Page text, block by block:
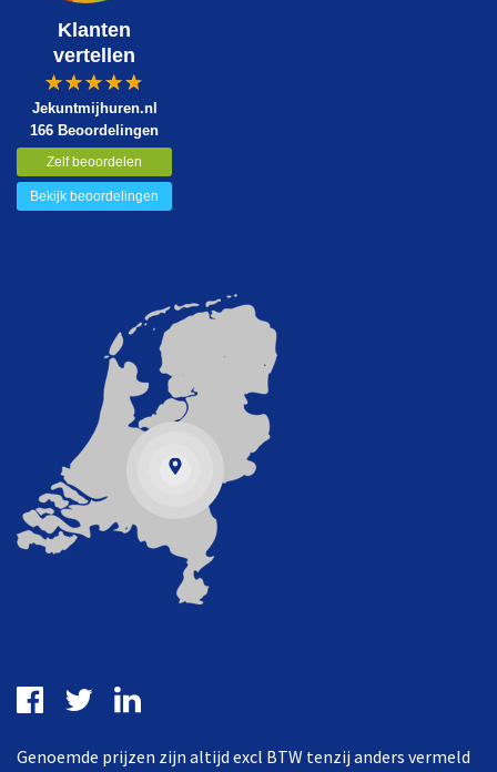
Klanten
vertellen
Jekuntmijhuren.nl
166 Beoordelingen
Zelf beoordelen
Bekijk beoordelingen
Genoemde prijzen zijn altijd excl BTW tenzij anders vermeld